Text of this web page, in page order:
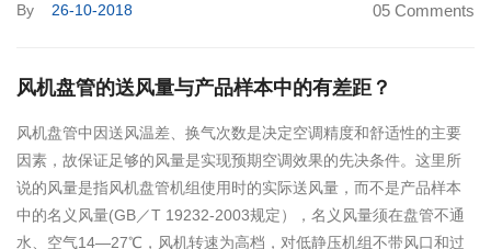
By 26-10-2018 05 Comments
风机盘管的送风量与产品样本中的有差距？
风机盘管中因送风温差、换气次数是决定空调精度和舒适性的主要
因素，故保证足够的风量是实现预期空调效果的先决条件。这里所
说的风量是指风机盘管机组使用时的实际送风量，而不是产品样本
中的名义风量(GB／T 19232-2003规定），名义风量须在盘管不通
水、空气14—27℃，风机转速为高档，对低静压机组不带风口和过